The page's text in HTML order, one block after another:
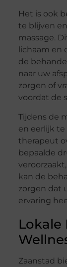
Het is ook
te blijven
massage.
lichaam
de
naar uw
zorgen of
voordat de
Tijdens de
en eerlijk
therapeut
bepaalde
kan de
zorgen dat
ervaring
Lokale
Zaanstad